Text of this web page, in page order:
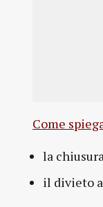
Come
la
il divieto